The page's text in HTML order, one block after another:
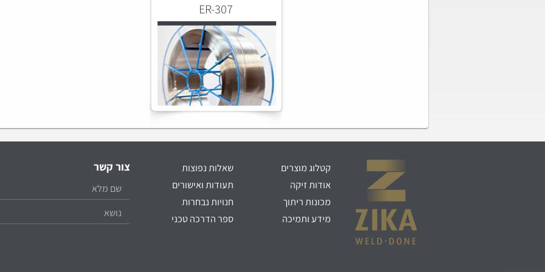
ER-307
קטלוג מוצרים
אודות זיקה
מכונות ריתוך
מידע ותמיכה
שאלות נפוצות
תעודות ואישורים
חנויות נבחרות
ספר הדרכה טכני
צור קשר